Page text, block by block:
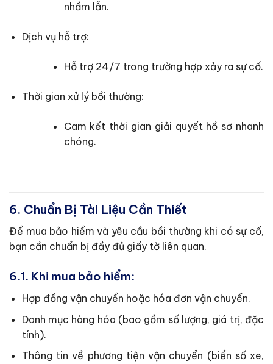
nhầm lẫn.
Dịch vụ hỗ trợ:
Hỗ trợ 24/7 trong trường hợp xảy ra sự cố.
Thời gian xử lý bồi thường:
Cam kết thời gian giải quyết hồ sơ nhanh
chóng.
6. Chuẩn Bị Tài Liệu Cần Thiết
Để mua bảo hiểm và yêu cầu bồi thường khi có sự cố,
bạn cần chuẩn bị đầy đủ giấy tờ liên quan.
6.1. Khi mua bảo hiểm:
Hợp đồng vận chuyển hoặc hóa đơn vận chuyển.
Danh mục hàng hóa (bao gồm số lượng, giá trị, đặc
tính).
Thông tin về phương tiện vận chuyển (biển số xe,